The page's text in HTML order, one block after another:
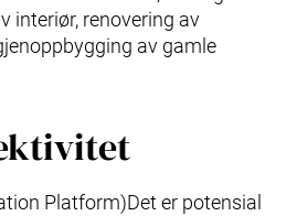
interiør, renovering av
av gamle
Platform)Det er potensial